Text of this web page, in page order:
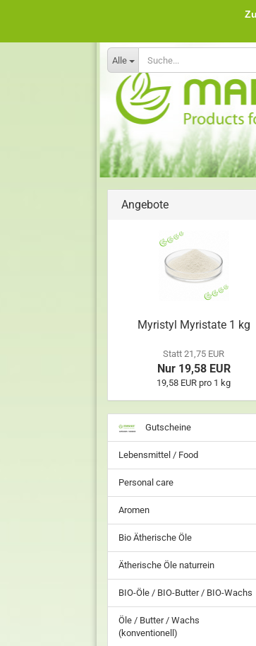
Alle
Angebote
Myristyl Myristate 1 kg
Statt 21,75 EUR
Nur 19,58 EUR
19,58 EUR pro 1 kg
Gutscheine
Lebensmittel / Food
Personal care
Aromen
Bio Ätherische Öle
Ätherische Öle naturrein
BIO-Öle / BIO-Butter / BIO-Wachs
Öle / Butter / Wachs
(konventionell)